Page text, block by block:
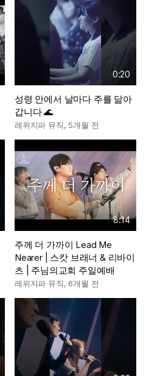
0:20
성령 안에서 날마다 주를 닮아
갑니다 🌊
레위지파 뮤직, 5개월 전
8:14
주께 더 가까이 Lead Me
Nearer | 스캇 브래너 & 리바이
츠 | 주님의교회 주일예배
레위지파 뮤직, 6개월 전